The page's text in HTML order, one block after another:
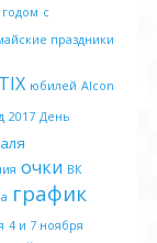
с
праздники
юбилей Alcon
2017 День
очки ВК
график
4 и 7 ноября